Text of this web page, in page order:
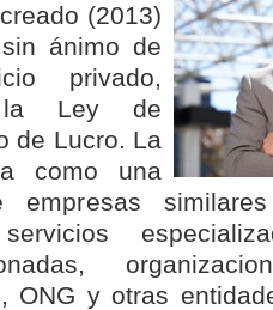
(2013)
ánimo de
privado,
la Ley de
de Lucro. La
como una
ONG y otras